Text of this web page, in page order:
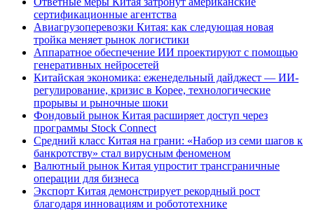
сертификационные агентства
Авиагрузоперевозки Китая: как следующая новая
тройка меняет рынок логистики
Аппаратное обеспечение ИИ проектируют с помощью
генеративных нейросетей
Китайская экономика: еженедельный дайджест — ИИ-
регулирование, кризис в Корее, технологические
прорывы и рыночные шоки
Фондовый рынок Китая расширяет доступ через
программы Stock Connect
Средний класс Китая на грани: «Набор из семи шагов к
банкротству» стал вирусным феноменом
Валютный рынок Китая упростит трансграничные
операции для бизнеса
Экспорт Китая демонстрирует рекордный рост
благодаря инновациям и робототехнике